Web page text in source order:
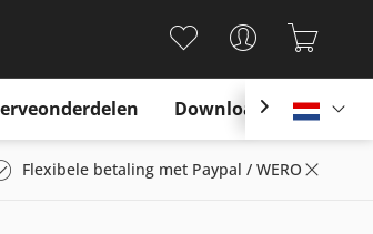
Download
Flexibele betaling met Paypal / WERO